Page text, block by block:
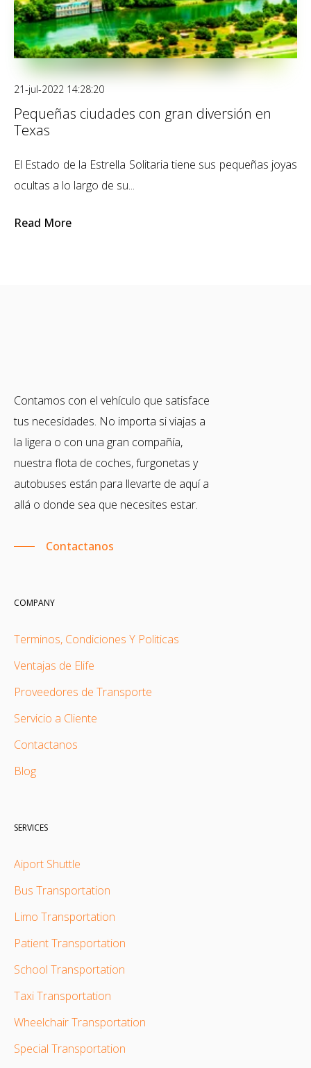
21-jul-2022 14:28:20
Pequeñas ciudades con gran diversión en
Texas
El Estado de la Estrella Solitaria tiene sus pequeñas joyas
ocultas a lo largo de su...
Read More
Contamos con el vehículo que satisface
tus necesidades. No importa si viajas a
la ligera o con una gran compañía,
nuestra flota de coches, furgonetas y
autobuses están para llevarte de aquí a
allá o donde sea que necesites estar.
Contactanos
COMPANY
Terminos, Condiciones Y Politicas
Ventajas de Elife
Proveedores de Transporte
Servicio a Cliente
Contactanos
Blog
SERVICES
Aiport Shuttle
Bus Transportation
Limo Transportation
Patient Transportation
School Transportation
Taxi Transportation
Wheelchair Transportation
Special Transportation